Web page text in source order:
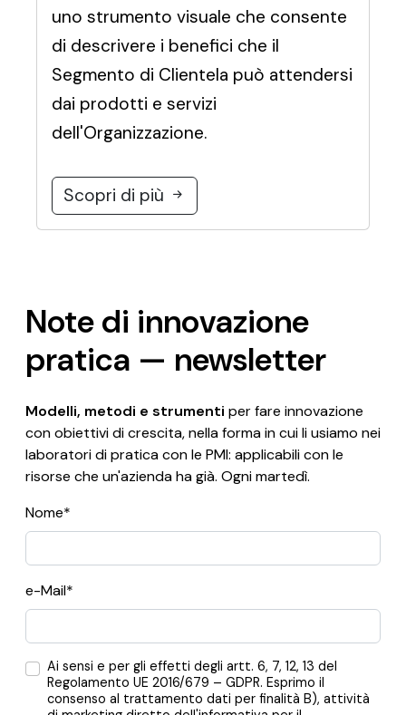
uno strumento visuale che consente
di descrivere i benefici che il
Segmento di Clientela può attendersi
dai prodotti e servizi
dell'Organizzazione.
Scopri di più
Note di innovazione
pratica — newsletter
Modelli, metodi e strumenti per fare innovazione
con obiettivi di crescita, nella forma in cui li usiamo nei
laboratori di pratica con le PMI: applicabili con le
risorse che un'azienda ha già. Ogni martedì.
Nome*
e-Mail*
Ai sensi e per gli effetti degli artt. 6, 7, 12, 13 del
Regolamento UE 2016/679 – GDPR. Esprimo il
consenso al trattamento dati per finalità B), attività